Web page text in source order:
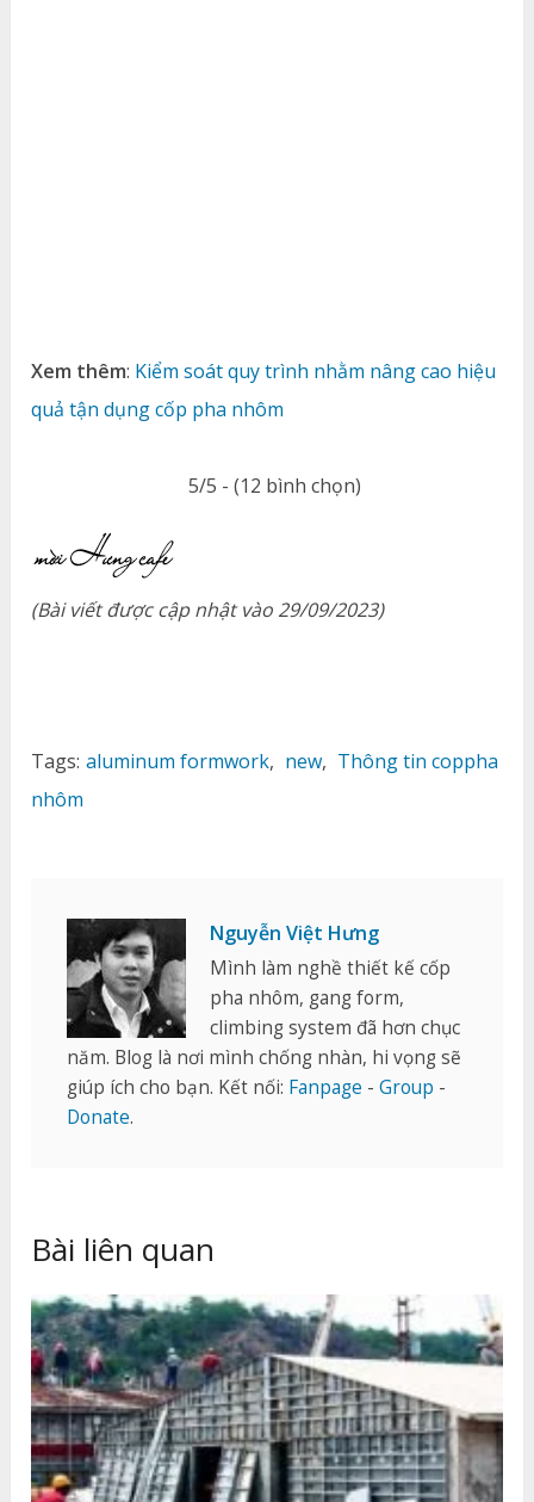
Xem thêm: Kiểm soát quy trình nhằm nâng cao hiệu
quả tận dụng cốp pha nhôm
5/5 - (12 bình chọn)
(Bài viết được cập nhật vào 29/09/2023)
Tags: aluminum formwork, new, Thông tin coppha
nhôm
Nguyễn Việt Hưng
Mình làm nghề thiết kế cốp
pha nhôm, gang form,
climbing system đã hơn chục
năm. Blog là nơi mình chống nhàn, hi vọng sẽ
giúp ích cho bạn. Kết nối: Fanpage -Group -
Donate.
Bài liên quan